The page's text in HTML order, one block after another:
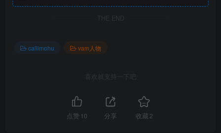
THE END
callimohu vam人物
喜欢就支持一下吧
点赞 10 分享 收藏 2